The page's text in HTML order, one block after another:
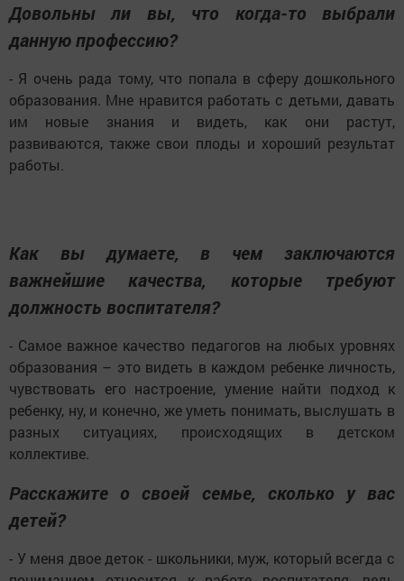
Довольны ли вы, что когда-то выбрали
данную профессию?
- Я очень рада тому, что попала в сферу дошкольного
образования. Мне нравится работать с детьми, давать
им новые знания и видеть, как они растут,
развиваются, также свои плоды и хороший результат
работы.
Как вы думаете, в чем заключаются
важнейшие качества, которые требуют
должность воспитателя?
- Самое важное качество педагогов на любых уровнях
образования – это видеть в каждом ребенке личность,
чувствовать его настроение, умение найти подход к
ребенку, ну, и конечно, же уметь понимать, выслушать в
разных ситуациях, происходящих в детском
коллективе.
Расскажите о своей семье, сколько у вас
детей?
- У меня двое деток - школьники, муж, который всегда с